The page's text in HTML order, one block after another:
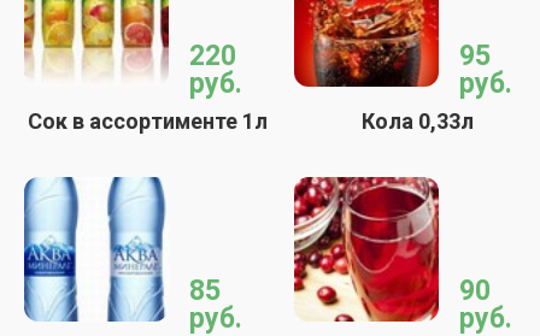
220
руб.
Сок в ассортименте 1л
95
руб.
Кола 0,33л
85
руб.
90
руб.